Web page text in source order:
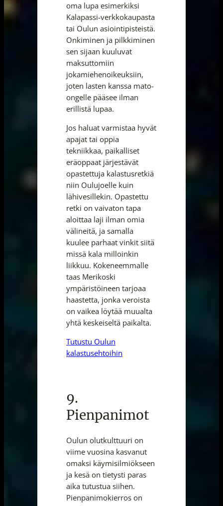
oma lupa esimerkiksi
Kalapassi-verkkokaupasta
tai Oulun asiointipisteistä.
Onkiminen ja pilkkiminen
sen sijaan kuuluvat
maksuttomiin
jokamiehenoikeuksiin,
joten lasten kanssa mato-
ongelle pääsee ilman
erillistä lupaa.
Jos haluat varmistaa hyvät
apajat tai oppia
tekniikkaa, paikalliset
eräoppaat järjestävät
opastettuja kalastusretkiä
niin Oulujoelle kuin
lähivesillekin. Opastettu
retki on vaivaton tapa
aloittaa laji ilman omia
välineitä, ja samalla
kuulee parhaat vinkit siitä
missä kala milloinkin
liikkuu. Kokeneemmalle
taas Merikoski
ympäristöineen tarjoaa
haastetta, jonka veroista
on vaikea löytää muualta
yhtä keskeiseltä paikalta.
Tutustu Oulun
kalastusehtoihin
9.
Pienpanimot
Oulun olutkulttuuri on
viime vuosina kasvanut
omaksi käymisilmiökseen
ja kesä on tietysti paras
aika tutustua siihen.
Pienpanimokierros on